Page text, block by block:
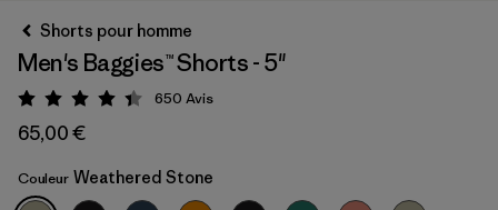
Shorts pour homme
Men's Baggies™ Shorts - 5"
Évaluation: 4.4 / 5
650 Avis
65,00 €
Couleur Weathered Stone